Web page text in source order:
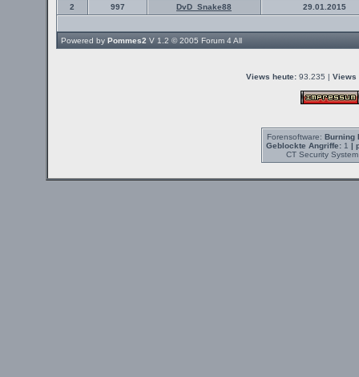
2
997 DvD_Snake88 29.01.2015
Powered by Pommes2 V 1.2 © 2005 Forum 4 All
Views heute: 93.235 | Views
Forensoftware: Burning
Geblockte Angriffe:1 |
CT Security